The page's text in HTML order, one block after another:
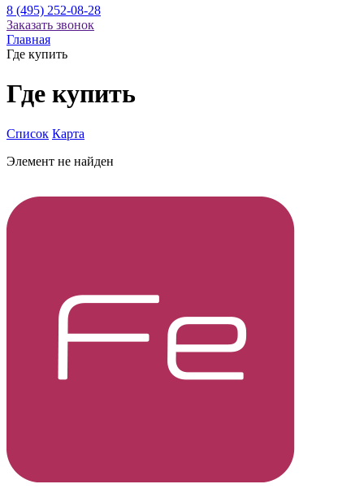
8 (495) 252-08-28
Заказать звонок
Главная
Где купить
Где купить
Список Карта
Элемент не найден